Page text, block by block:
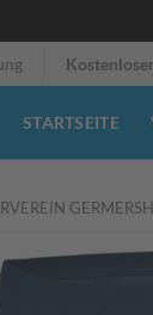
Kostenloser
STARTSEITE